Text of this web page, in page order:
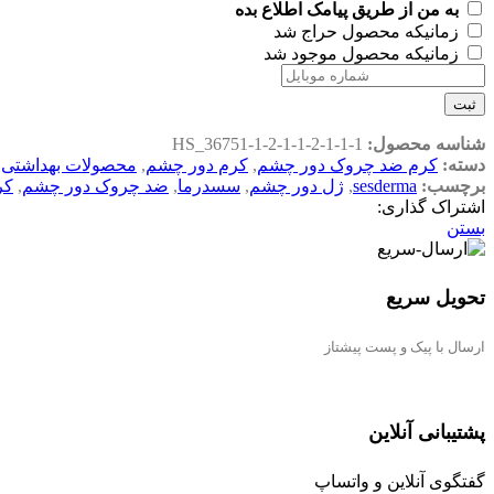
به من از طریق پیامک اطلاع بده
زمانیکه محصول حراج شد
زمانیکه محصول موجود شد
ثبت
شناسه محصول: HS_36751-1-2-1-1-2-1-1-1
دسته: کرم ضد چروک دور چشم, کرم دور چشم, محصولات بهداشتی
برچسب: sesderma
, ژل دور چشم, سسدرما, ضد چروک دور چشم,
اشتراک گذاری:
بستن
تحویل سریع
ارسال با پیک و پست پیشتاز
پشتیبانی آنلاین
گفتگوی آنلاین و واتساپ